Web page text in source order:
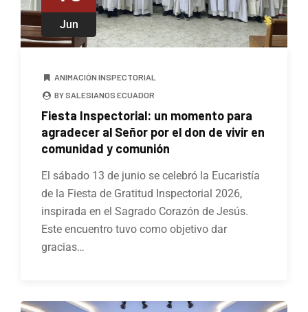
Jun
ANIMACIÓN INSPECTORIAL
BY SALESIANOS ECUADOR
Fiesta Inspectorial: un momento para
agradecer al Señor por el don de vivir en
comunidad y comunión
El sábado 13 de junio se celebró la Eucaristía
de la Fiesta de Gratitud Inspectorial 2026,
inspirada en el Sagrado Corazón de Jesús.
Este encuentro tuvo como objetivo dar
gracias…